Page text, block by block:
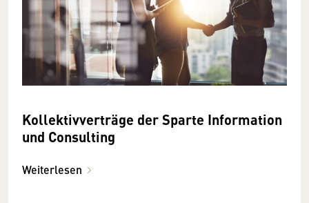
Kollektivverträge der Sparte Information
und Consulting
Weiterlesen